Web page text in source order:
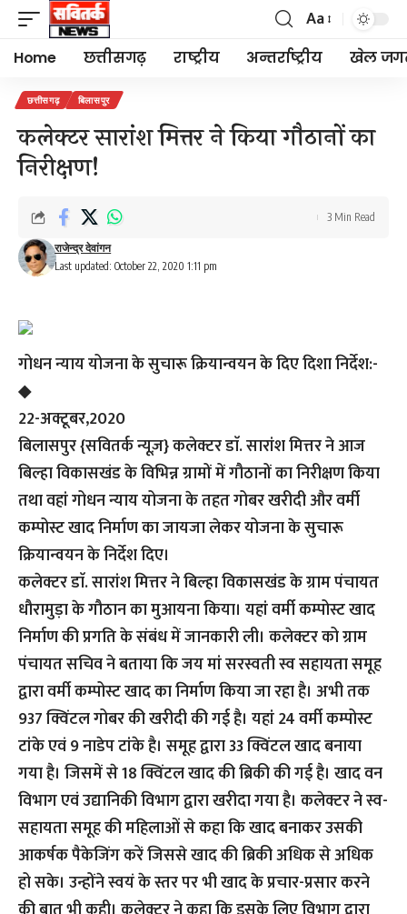
Font
Resizer
Aa
Home छत्तीसगढ़ राष्ट्रीय अन्तर्राष्ट्रीय खेल
छत्तीसगढ़ बिलासपुर
कलेक्टर सारांश मित्तर ने किया गौठानों का
निरीक्षण!
Last updated: October 22, 2020 1:11 pm
राजेन्द्र देवांगन
3 Min Read
गोधन न्याय योजना के सुचारू क्रियान्वयन के दिए दिशा निर्देश:-
◆
22-अक्टूबर,2020
बिलासपुर {सवितर्क न्यूज़}कलेक्टर डाॅ. सारांश मित्तर ने आज
बिल्हा विकासखंड के विभिन्न ग्रामों में गौठानों का निरीक्षण किया
तथा वहां गोधन न्याय योजना के तहत गोबर खरीदी और वर्मी
कम्पोस्ट खाद निर्माण का जायजा लेकर योजना के सुचारू
क्रियान्वयन के निर्देश दिए।
कलेक्टर डाॅ. सारांश मित्तर ने बिल्हा विकासखंड के ग्राम पंचायत
धौरामुड़ा के गौठान का मुआयना किया। यहां वर्मी कम्पोस्ट खाद
निर्माण की प्रगति के संबंध में जानकारी ली। कलेक्टर को ग्राम
पंचायत सचिव ने बताया कि जय मां सरस्वती स्व सहायता समूह
द्वारा वर्मी कम्पोस्ट खाद का निर्माण किया जा रहा है। अभी तक
937 क्विंटल गोबर की खरीदी की गई है। यहां 24 वर्मी कम्पोस्ट
टांके एवं 9 नाडेप टांके है। समूह द्वारा 33 क्विंटल खाद बनाया
गया है। जिसमें से 18 क्विंटल खाद की ब्रिकी की गई है। खाद वन
विभाग एवं उद्यानिकी विभाग द्वारा खरीदा गया है। कलेक्टर ने स्व-
सहायता समूह की महिलाओं से कहा कि खाद बनाकर उसकी
आकर्षक पैकेजिंग करें जिससे खाद की ब्रिकी अधिक से अधिक
हो सके। उन्होंने स्वयं के स्तर पर भी खाद के प्रचार-प्रसार करने